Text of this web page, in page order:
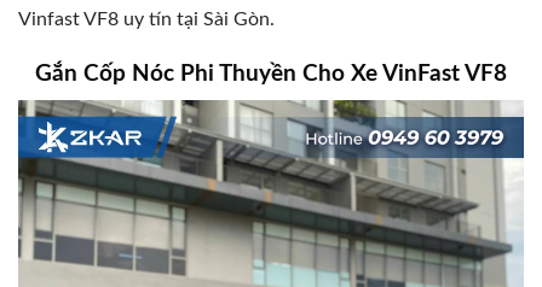
Vinfast VF8 uy tín tại Sài Gòn.
Gắn Cốp Nóc Phi Thuyền Cho Xe VinFast VF8